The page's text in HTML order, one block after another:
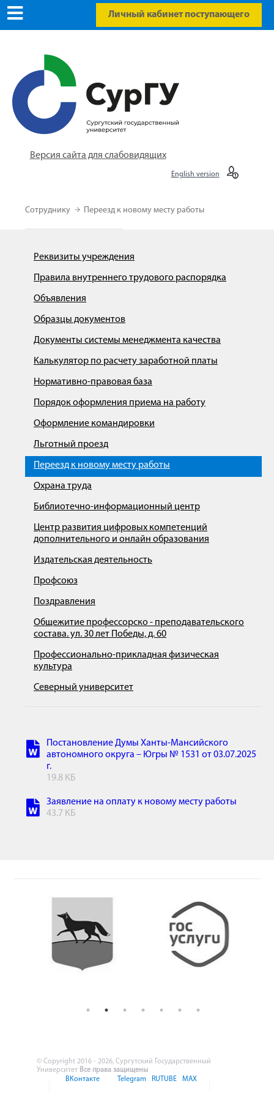
Личный кабинет поступающего
Версия сайта для слабовидящих
English version
Сотруднику Переезд к новому месту работы
Реквизиты учреждения
Правила внутреннего трудового распорядка
Объявления
Образцы документов
Документы системы менеджмента качества
Калькулятор по расчету заработной платы
Нормативно-правовая база
Порядок оформления приема на работу
Оформление командировки
Льготный проезд
Переезд к новому месту работы
Охрана труда
Библиотечно-информационный центр
Центр развития цифровых компетенций
дополнительного и онлайн образования
Издательская деятельность
Профсоюз
Поздравления
Общежитие профессорско - преподавательского
состава. ул. 30 лет Победы, д. 60
Профессионально-прикладная физическая
культура
Северный университет
Постановление Думы Ханты-Мансийского
автономного округа – Югры № 1531 от 03.07.2025
г.
19.8 КБ
Заявление на оплату к новому месту работы
43.7 КБ
© Copyright 2016 - 2026, Сургутский Государственный
Университет Все права защищены
ВКонтакте
Telegram RUTUBE MAX